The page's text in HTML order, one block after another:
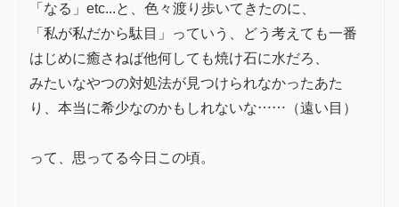
「なる」etc...と、色々渡り歩いてきたのに、
「私が私だから駄目」っていう、どう考えても一番
はじめに癒さねば他何しても焼け石に水だろ、
みたいなやつの対処法が見つけられなかったあた
り、本当に希少なのかもしれないな……（遠い目）
って、思ってる今日この頃。